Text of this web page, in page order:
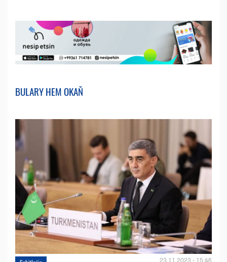
BULARY HEM OKAŇ
23.11.2023 - 15:46